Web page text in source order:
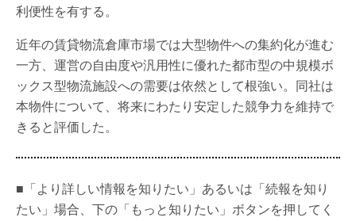
利便性を有する。
近年の賃貸物流倉庫市場では大型物件への集約化が進む
一方、運営の自由度や汎用性に優れた都市型の中規模ボ
ックス型物流施設への需要は依然として根強い。同社は
本物件について、将来にわたり安定した競争力を維持で
きると評価した。
■「より詳しい情報を知りたい」あるいは「続報を知り
たい」場合、下の「もっと知りたい」ボタンを押してく